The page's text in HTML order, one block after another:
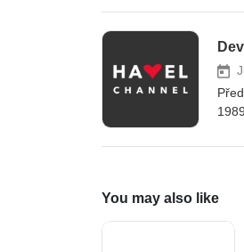
této
You may also like